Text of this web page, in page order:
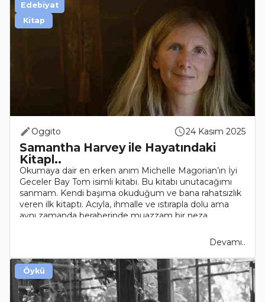
Oggito 24 Kasım 2025
Samantha Harvey ile Hayatındaki
Kitapl..
Okumaya dair en erken anım Michelle Magorian’ın İyi
Geceler Bay Tom isimli kitabı. Bu kitabı unutacağımı
sanmam. Kendi başıma okuduğum ve bana rahatsızlık
veren ilk kitaptı. Acıyla, ihmalle ve ıstırapla dolu ama
aynı zamanda beraberinde muazzam bir neza..
Devamı..
Edebiyat
Kitap
Öykü